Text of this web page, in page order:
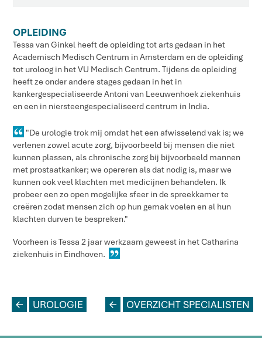
OPLEIDING
Tessa van Ginkel heeft de opleiding tot arts gedaan in het
Academisch Medisch Centrum in Amsterdam en de opleiding
tot uroloog in het VU Medisch Centrum. Tijdens de opleiding
heeft ze onder andere stages gedaan in het in
kankergespecialiseerde Antoni van Leeuwenhoek ziekenhuis
en een in niersteengespecialiseerd centrum in India.
"De urologie trok mij omdat het een afwisselend vak is; we
verlenen zowel acute zorg, bijvoorbeeld bij mensen die niet
kunnen plassen, als chronische zorg bij bijvoorbeeld mannen
met prostaatkanker; we opereren als dat nodig is, maar we
kunnen ook veel klachten met medicijnen behandelen. Ik
probeer een zo open mogelijke sfeer in de spreekkamer te
creëren zodat mensen zich op hun gemak voelen en al hun
klachten durven te bespreken."
Voorheen is Tessa 2 jaar werkzaam geweest in het Catharina
ziekenhuis in Eindhoven.
L UROLOGIE L OVERZICHT SPECIALISTEN